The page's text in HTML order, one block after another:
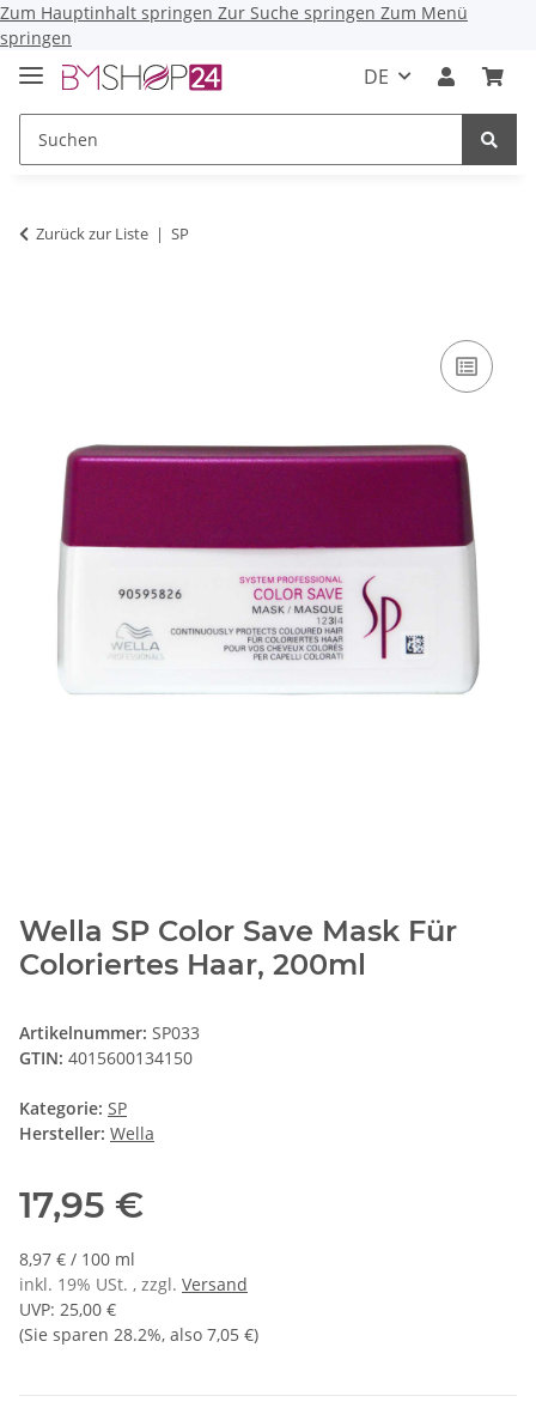
Zum Hauptinhalt springen Zur Suche springen Zum Menü
springen
DE
Zurück zur Liste SP
Wella SP Color Save Mask Für
Coloriertes Haar, 200ml
Artikelnummer: SP033
GTIN: 4015600134150
Kategorie: SP
Hersteller: Wella
17,95 €
8,97 € / 100 ml
inkl. 19% USt. , zzgl. Versand
UVP: 25,00 €
(Sie sparen 28.2%, also 7,05 €)